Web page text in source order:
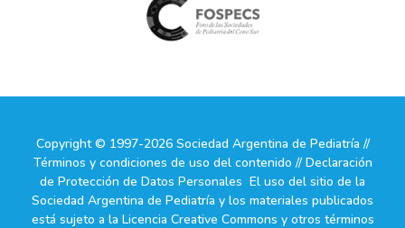
Copyright © 1997-2026 Sociedad Argentina de Pediatría //
Términos y condiciones de uso del contenido // Declaración
de Protección de Datos Personales El uso del sitio de la
Sociedad Argentina de Pediatría y los materiales publicados
está sujeto a la Licencia Creative Commons y otros términos